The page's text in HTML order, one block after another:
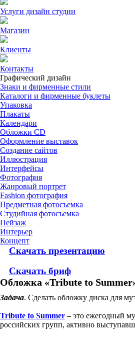
Услуги дизайн студии
Магазин
Клиенты
Контакты
Графический дизайн
Знаки и фирменные стили
Каталоги и фирменные буклеты
Упаковка
Плакаты
Календари
Обложки CD
Оформление выставок
Создание сайтов
Иллюстрация
Интерфейсы
Фотография
Жанровый портрет
Fashion фотография
Предметная фотосъемка
Студийная фотосъемка
Пейзаж
Интерьер
Концепт
Скачать презентацию
Скачать бриф
Обложка «Tribute to
Задача. Сделать обложку диска для
Tribute to Summer – это ежегодный
российских групп, активно